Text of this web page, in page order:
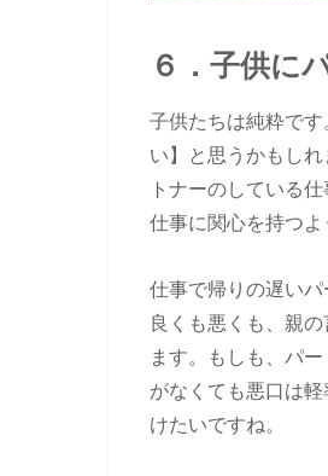
６．子供に
子供たちは純粋で
い】と思うかもし
トナーのしている
仕事に関心を持つよ
仕事で帰りの遅い
良くも悪くも、親
ます。もしも、パ
がなくても悪口は
けたいですね。